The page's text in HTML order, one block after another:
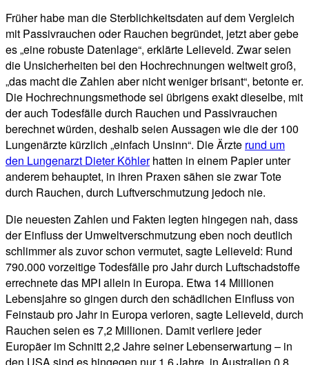
Früher habe man die Sterblichkeitsdaten auf dem Vergleich
mit Passivrauchen oder Rauchen begründet, jetzt aber gebe
es „eine robuste Datenlage“, erklärte Lelieveld. Zwar seien
die Unsicherheiten bei den Hochrechnungen weltweit groß,
„das macht die Zahlen aber nicht weniger brisant“, betonte er.
Die Hochrechnungsmethode sei übrigens exakt dieselbe, mit
der auch Todesfälle durch Rauchen und Passivrauchen
berechnet würden, deshalb seien Aussagen wie die der 100
Lungenärzte kürzlich „einfach Unsinn“. Die Ärzte rund um
den Lungenarzt Dieter Köhlerhatten in einem Papier unter
anderem behauptet, in ihren Praxen sähen sie zwar Tote
durch Rauchen, durch Luftverschmutzung jedoch nie.
Die neuesten Zahlen und Fakten legten hingegen nah, dass
der Einfluss der Umweltverschmutzung eben noch deutlich
schlimmer als zuvor schon vermutet, sagte Lelieveld: Rund
790.000 vorzeitige Todesfälle pro Jahr durch Luftschadstoffe
errechnete das MPI allein in Europa. Etwa 14 Millionen
Lebensjahre so gingen durch den schädlichen Einfluss von
Feinstaub pro Jahr in Europa verloren, sagte Lelieveld, durch
Rauchen seien es 7,2 Millionen. Damit verliere jeder
Europäer im Schnitt 2,2 Jahre seiner Lebenserwartung – in